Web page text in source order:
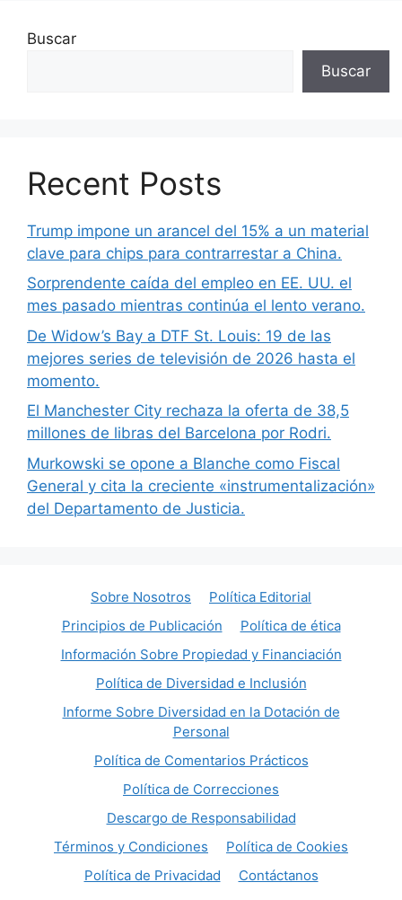
Buscar
Buscar
Recent Posts
Trump impone un arancel del 15% a un material
clave para chips para contrarrestar a China.
Sorprendente caída del empleo en EE. UU. el
mes pasado mientras continúa el lento verano.
De Widow’s Bay a DTF St. Louis: 19 de las
mejores series de televisión de 2026 hasta el
momento.
El Manchester City rechaza la oferta de 38,5
millones de libras del Barcelona por Rodri.
Murkowski se opone a Blanche como Fiscal
General y cita la creciente «instrumentalización»
del Departamento de Justicia.
Sobre Nosotros
Política Editorial
Principios de Publicación
Política de ética
Información Sobre Propiedad y Financiación
Política de Diversidad e Inclusión
Informe Sobre Diversidad en la Dotación de
Personal
Política de Comentarios Prácticos
Política de Correcciones
Descargo de Responsabilidad
Términos y Condiciones
Política de Cookies
Política de Privacidad
Contáctanos